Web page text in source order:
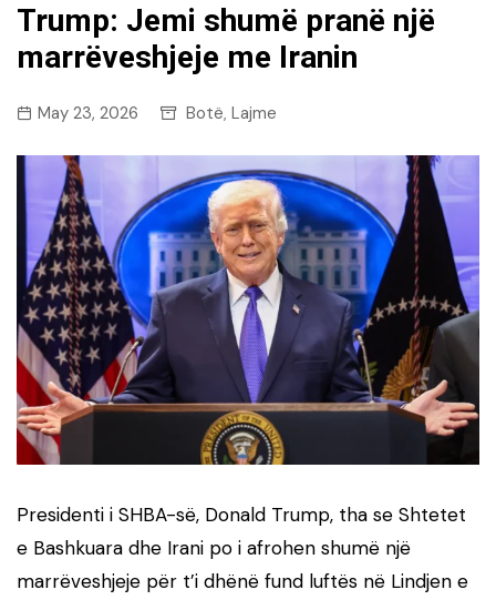
Trump: Jemi shumë pranë një
marrëveshjeje me Iranin
May 23, 2026 Botë, Lajme
Presidenti i SHBA-së, Donald Trump, tha se Shtetet
e Bashkuara dhe Irani po i afrohen shumë një
marrëveshjeje për t’i dhënë fund luftës në Lindjen e